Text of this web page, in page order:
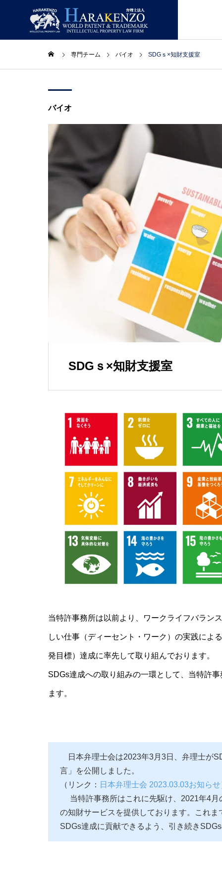
取扱業務
PATENT
特許・実用新
事務所情報
コラム
２０２６年８月号【総合】ニ
ュースレター
ュース
専門チーム バイオ SDGｓ×知財支援室
バイオ
SDGｓ×知財支援室
当特許事務所は以前より、ワークライフバラン
しい仕事（ディーセント・ワーク）の実践によ
発目標）達成に率先して取り組んでおります。
SDGs達成への取り組みの一環として、当特許
ます。
日本弁理士会は2023年3月3日、弁理士が
言」を公開しました。
（リンク： 日本弁理士会 2023.03.03お知らせ
当特許事務所はこれに先駆け、2021年4月
の知財サービスを提供しております。これ
SDGs達成に貢献できるよう、引き続き